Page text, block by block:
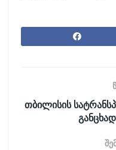
თბილისის